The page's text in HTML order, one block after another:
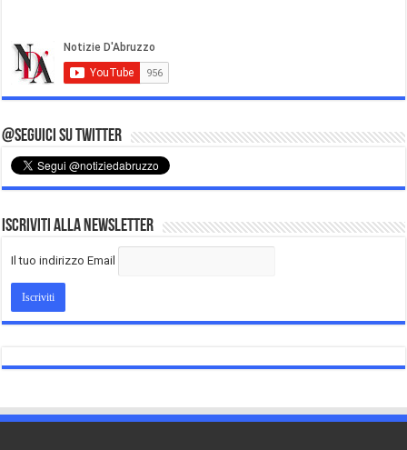
@Seguici su Twitter
Iscriviti alla Newsletter
Il tuo indirizzo Email